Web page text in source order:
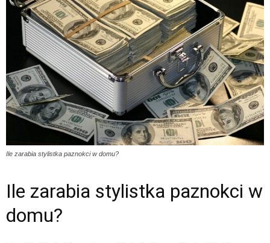
Ile zarabia stylistka paznokci w domu?
Ile zarabia stylistka paznokci w
domu?